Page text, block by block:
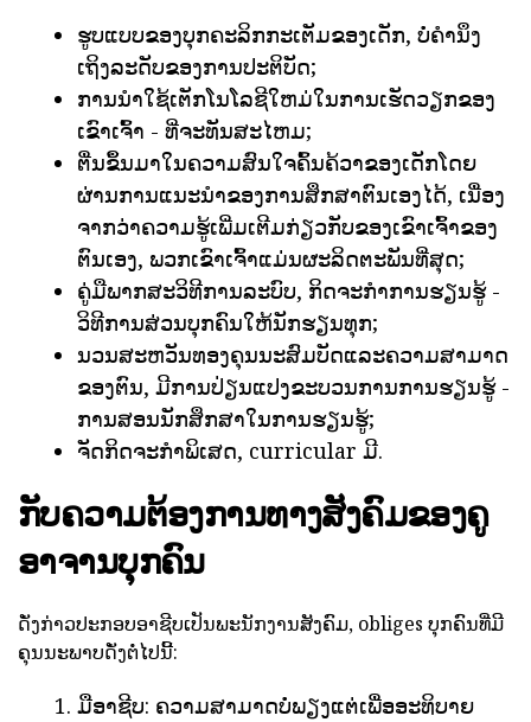
ຮູບແບບຂອງບຸກຄະລິກກະເຕັມຂອງເດັກ, ບໍ່ຄໍານຶງ
ເຖິງລະດັບຂອງການປະຕິບັດ;
ການນໍາໃຊ້ເຕັກໂນໂລຊີໃຫມ່ໃນການເຮັດວຽກຂອງ
ເຂົາເຈົ້າ - ທີ່ຈະທັນສະໄຫມ;
ຕື່ນຂຶ້ນມາໃນຄວາມສົນໃຈຄົ້ນຄ້ວາຂອງເດັກໂດຍ
ຜ່ານການແນະນໍາຂອງການສຶກສາຕົນເອງໄດ້, ເນື່ອງ
ຈາກວ່າຄວາມຮູ້ເພີ່ມເຕີມກ່ຽວກັບຂອງເຂົາເຈົ້າຂອງ
ຕົນເອງ, ພວກເຂົາເຈົ້າແມ່ນຜະລິດຕະພັນທີ່ສຸດ;
ຄູ່ມືພາກສະວິທີການລະບົບ, ກິດຈະກໍາການຮຽນຮູ້ -
ວິທີການສ່ວນບຸກຄົນໃຫ້ນັກຮຽນທຸກ;
ນວນສະຫວັນທອງຄຸນນະສົມບັດແລະຄວາມສາມາດ
ຂອງຕົນ, ມີການປ່ຽນແປງຂະບວນການການຮຽນຮູ້ -
ການສອນນັກສຶກສາໃນການຮຽນຮູ້;
ຈັດກິດຈະກໍາພິເສດ, curricular ມີ.
ກັບຄວາມຕ້ອງການທາງສັງຄົມຂອງຄູ
ອາຈານບຸກຄົນ
ດັ່ງກ່າວປະກອບອາຊີບເປັນພະນັກງານສັງຄົມ, obliges ບຸກຄົນທີ່ມີ
ຄຸນນະພາບດັ່ງຕໍ່ໄປນີ້:
ມືອາຊີບ: ຄວາມສາມາດບໍ່ພຽງແຕ່ເພື່ອອະທິບາຍ